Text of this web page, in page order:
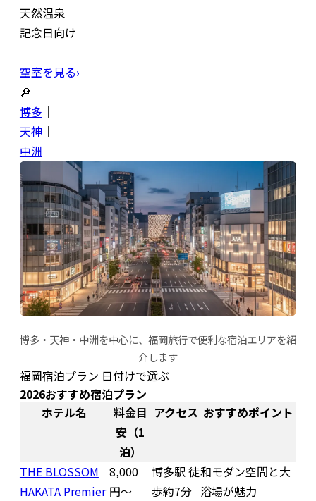
天然温泉
記念日向け
空室を見る›
🔎
博多 ｜
天神｜
中洲
博多・天神・中洲を中心に、福岡旅行で便利な宿泊エリアを紹
介します
福岡宿泊プラン 日付けで選ぶ
2026おすすめ宿泊プラン
ホテル名
料金目
安（1
泊）
アクセス おすすめポイント
THE BLOSSOM
HAKATA Premier
8,000
円〜
博多駅 徒
歩約7分
和モダン空間と大
浴場が魅力